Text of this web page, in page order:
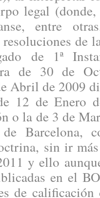
legal
entre
resoluciones de
de 1ª
de 30 de
Abril de 2009
12 de Enero
o la de 3 de
Barcelona,
sin ir
y ello
en el
de